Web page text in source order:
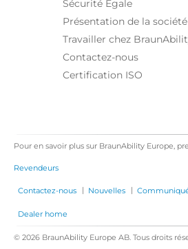
Sécurité Égale
Présentation de la société
Travailler chez
Contactez-nous
Certification ISO
Pour en savoir plus sur BraunAbility Europe,
Revendeurs
Contactez-nous | Nouvelles |
Dealer home
© 2026 BraunAbility Europe AB. Tous droits